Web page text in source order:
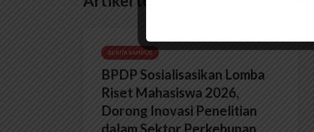
BERITA KAMPUS
BPDP Sosialisasikan Lomba
Riset Mahasiswa 2026,
Dorong Inovasi Penelitian